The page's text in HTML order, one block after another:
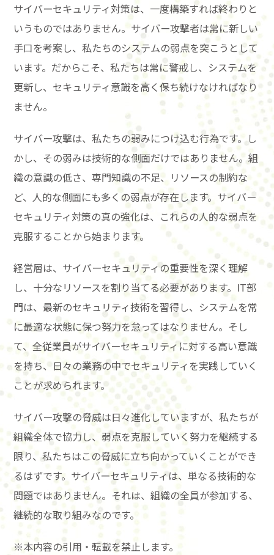
サイバーセキュリティ対策は、一度構築すれば終わりと
いうものではありません。サイバー攻撃者は常に新しい
手口を考案し、私たちのシステムの弱点を突こうとして
います。だからこそ、私たちは常に警戒し、システムを
更新し、セキュリティ意識を高く保ち続けなければなり
ません。
サイバー攻撃は、私たちの弱みにつけ込む行為です。し
かし、その弱みは技術的な側面だけではありません。組
織の意識の低さ、専門知識の不足、リソースの制約な
ど、人的な側面にも多くの弱点が存在します。サイバー
セキュリティ対策の真の強化は、これらの人的な弱点を
克服することから始まります。
経営層は、サイバーセキュリティの重要性を深く理解
し、十分なリソースを割り当てる必要があります。IT部
門は、最新のセキュリティ技術を習得し、システムを常
に最適な状態に保つ努力を怠ってはなりません。そし
て、全従業員がサイバーセキュリティに対する高い意識
を持ち、日々の業務の中でセキュリティを実践していく
ことが求められます。
サイバー攻撃の脅威は日々進化していますが、私たちが
組織全体で協力し、弱点を克服していく努力を継続する
限り、私たちはこの脅威に立ち向かっていくことができ
るはずです。サイバーセキュリティは、単なる技術的な
問題ではありません。それは、組織の全員が参加する、
継続的な取り組みなのです。
※本内容の引用・転載を禁止します。